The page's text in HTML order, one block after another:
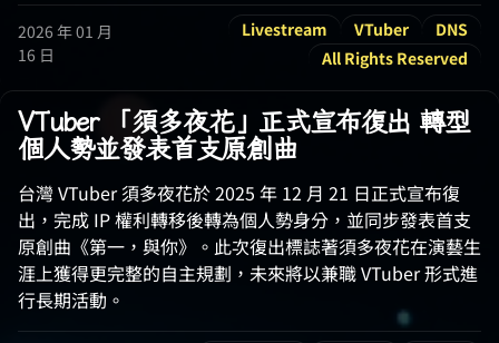
2026 年 01 月
16 日
Livestream VTuber
DNS
All Rights Reserved
VTuber 「須多夜花」正式宣布復出 轉型
個人勢並發表首支原創曲
台灣 VTuber 須多夜花於 2025 年 12 月 21 日正式宣布復
出，完成 IP 權利轉移後轉為個人勢身分，並同步發表首支
原創曲《第一，與你》。此次復出標誌著須多夜花在演藝生
涯上獲得更完整的自主規劃，未來將以兼職 VTuber 形式進
行長期活動。